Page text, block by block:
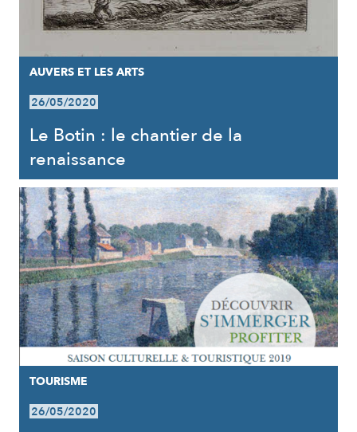
AUVERS ET LES ARTS
26/05/2020
Le Botin : le chantier de la
renaissance
TOURISME
26/05/2020